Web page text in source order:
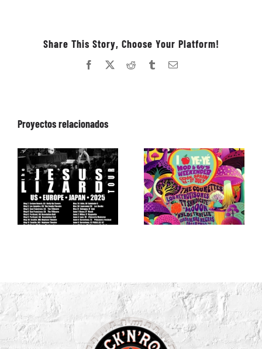
Share This Story, Choose Your Platform!
Facebook Reddit TumblrCorreo
Proyectos relacionados